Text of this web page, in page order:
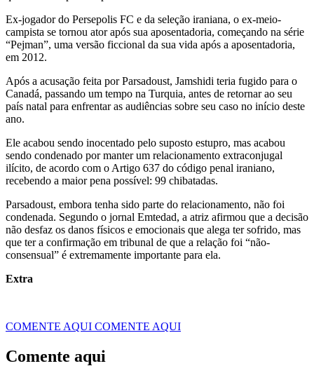
Ex-jogador do Persepolis FC e da seleção iraniana, o ex-meio-
campista se tornou ator após sua aposentadoria, começando na série
“Pejman”, uma versão ficcional da sua vida após a aposentadoria,
em 2012.
Após a acusação feita por Parsadoust, Jamshidi teria fugido para o
Canadá, passando um tempo na Turquia, antes de retornar ao seu
país natal para enfrentar as audiências sobre seu caso no início deste
ano.
Ele acabou sendo inocentado pelo suposto estupro, mas acabou
sendo condenado por manter um relacionamento extraconjugal
ilícito, de acordo com o Artigo 637 do código penal iraniano,
recebendo a maior pena possível: 99 chibatadas.
Parsadoust, embora tenha sido parte do relacionamento, não foi
condenada. Segundo o jornal Emtedad, a atriz afirmou que a decisão
não desfaz os danos físicos e emocionais que alega ter sofrido, mas
que ter a confirmação em tribunal de que a relação foi “não-
consensual” é extremamente importante para ela.
Extra
COMENTE AQUI COMENTE AQUI
Comente aqui